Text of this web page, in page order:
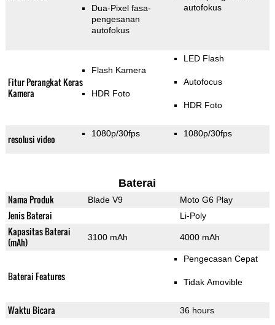
Dua-Pixel fasa-
pengesanan
autofokus
autofokus
Fitur Perangkat Keras
Kamera
Flash Kamera
HDR Foto
LED Flash
Autofocus
HDR Foto
resolusi video 1080p/30fps 1080p/30fps
Baterai
Nama Produk Blade V9 Moto G6 Play
Jenis Baterai Li-Poly
Kapasitas Baterai
(mAh)
3100 mAh 4000 mAh
Baterai Features
Pengecasan Cepat
Tidak Amovible
Waktu Bicara 36 hours